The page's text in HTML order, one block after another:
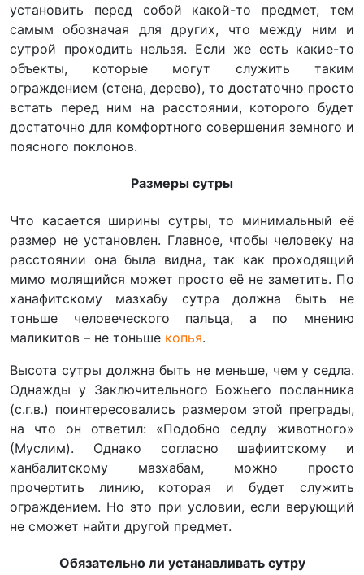
установить перед собой какой-то предмет, тем
самым обозначая для других, что между ним и
сутрой проходить нельзя. Если же есть какие-то
объекты, которые могут служить таким
ограждением (стена, дерево), то достаточно просто
встать перед ним на расстоянии, которого будет
достаточно для комфортного совершения земного и
поясного поклонов.
Размеры сутры
Что касается ширины сутры, то минимальный её
размер не установлен. Главное, чтобы человеку на
расстоянии она была видна, так как проходящий
мимо молящийся может просто её не заметить. По
ханафитскому мазхабу сутра должна быть не
тоньше человеческого пальца, а по мнению
маликитов – не тоньше копья.
Высота сутры должна быть не меньше, чем у седла.
Однажды у Заключительного Божьего посланника
(с.г.в.) поинтересовались размером этой преграды,
на что он ответил: «Подобно седлу животного»
(Муслим). Однако согласно шафиитскому и
ханбалитскому мазхабам, можно просто
прочертить линию, которая и будет служить
ограждением. Но это при условии, если верующий
не сможет найти другой предмет.
Обязательно ли устанавливать сутру